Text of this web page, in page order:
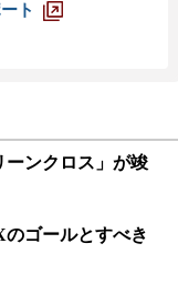
ト
ーンクロス」が竣
ゴールとすべき